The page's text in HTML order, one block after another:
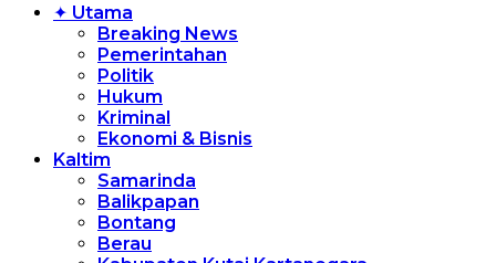
✦ Utama
Breaking News
Pemerintahan
Politik
Hukum
Kriminal
Ekonomi & Bisnis
Kaltim
Samarinda
Balikpapan
Bontang
Berau